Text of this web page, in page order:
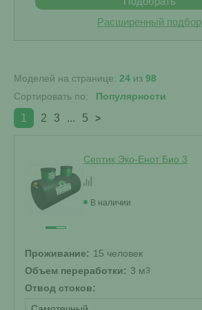
Расширенный подбор
Моделей на странице: 24 из 98
Сортировать по:
1 2 3 ... 5 >
Септик Эко-Енот Био 3
В наличии
Проживание: 15 человек
Объем переработки: 3 м3
Отвод стоков: